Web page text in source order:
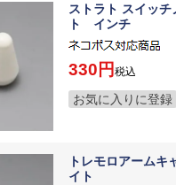
ストラト スイッ
ト インチ
330 税込
お気に入りに登録
トレモロアーム
イト